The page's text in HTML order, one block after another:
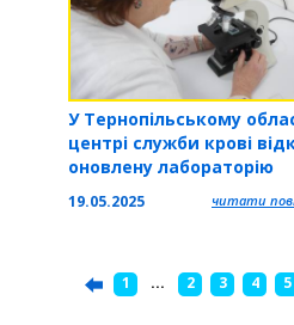
У Тернопільському
центрі служби крові
оновлену лабораторію
контролю якості
19.05.2025 читати
1 ... 2 3 4 5